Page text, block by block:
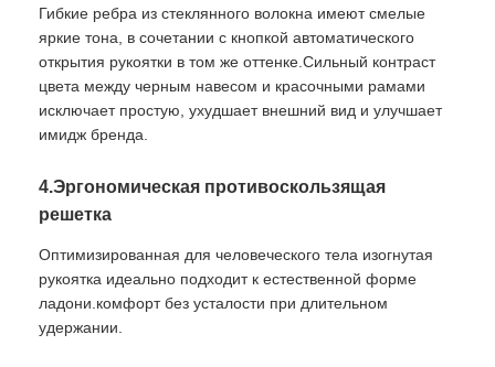
Детские зонтики
зонтики пляжа
Креативные Зонты
Гибкие ребра из стеклянного волокна имеют смелые
яркие тона, в сочетании с кнопкой автоматического
открытия рукоятки в том же оттенке.Сильный контраст
цвета между черным навесом и красочными рамами
исключает простую, ухудшает внешний вид и улучшает
имидж бренда.
4.Эргономическая противоскользящая
решетка
Оптимизированная для человеческого тела изогнутая
рукоятка идеально подходит к естественной форме
ладони.комфорт без усталости при длительном
удержании.